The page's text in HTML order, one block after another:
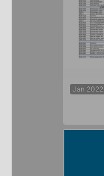
Jan 2022